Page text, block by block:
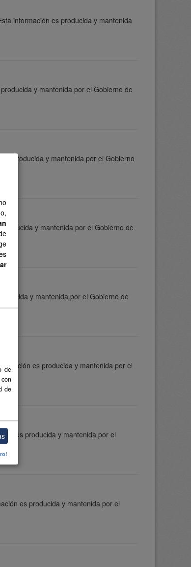
información es producida y mantenida
y mantenida por el Gobierno de
es producida y mantenida por el Gobierno
y mantenida por el Gobierno de
y mantenida por el Gobierno de
es producida y mantenida por el
es producida y mantenida por el
es producida y mantenida por el
de
de